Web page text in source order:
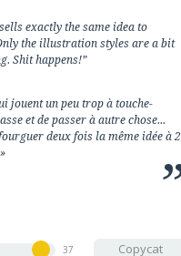
exactly the same idea to
the illustration styles are a bit
Shit happens!”
jouent un peu trop à touche-
et de passer à autre chose...
deux fois la même idée à 2
37 Copycat